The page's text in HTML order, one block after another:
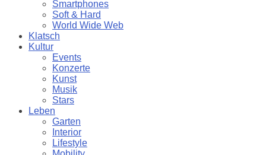
Smartphones
Soft & Hard
World Wide Web
Klatsch
Kultur
Events
Konzerte
Kunst
Musik
Stars
Leben
Garten
Interior
Lifestyle